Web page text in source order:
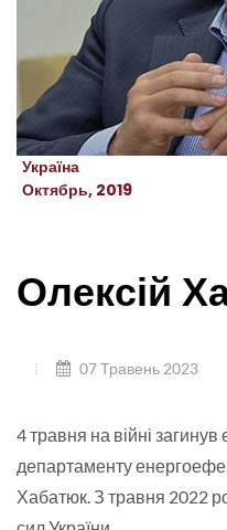
Україна
Октябрь, 2019
Олексій
07 Травень 2023
4 травня на війні загинув
департаменту
Хабатюк. З травня 2022